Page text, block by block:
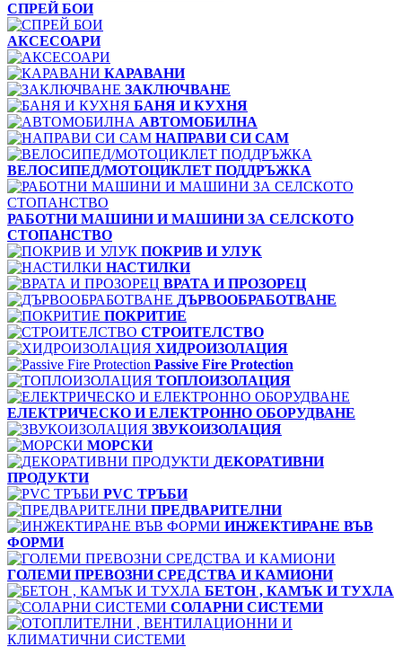
СПРЕЙ БОИ
АКСЕСОАРИ
КАРАВАНИ
ЗАКЛЮЧВАНЕ
БАНЯ И КУХНЯ
АВТОМОБИЛНА
НАПРАВИ СИ САМ
ВЕЛОСИПЕД/МОТОЦИКЛЕТ ПОДДРЪЖКА
РАБОТНИ МАШИНИ И МАШИНИ ЗА СЕЛСКОТО
СТОПАНСТВО
ПОКРИВ И УЛУК
НАСТИЛКИ
ВРАТА И ПРОЗОРЕЦ
ДЪРВООБРАБОТВАНЕ
ПОКРИТИЕ
СТРОИТЕЛСТВО
ХИДРОИЗОЛАЦИЯ
Passive Fire Protection
ТОПЛОИЗОЛАЦИЯ
ЕЛЕКТРИЧЕСКО И ЕЛЕКТРОННО ОБОРУДВАНЕ
ЗВУКОИЗОЛАЦИЯ
МОРСКИ
ДЕКОРАТИВНИ
ПРОДУКТИ
PVC ТРЪБИ
ПРЕДВАРИТЕЛНИ
ИНЖЕКТИРАНЕ ВЪВ
ФОРМИ
ГОЛЕМИ ПРЕВОЗНИ СРЕДСТВА И КАМИОНИ
БЕТОН , КАМЪК И ТУХЛА
СОЛАРНИ СИСТЕМИ